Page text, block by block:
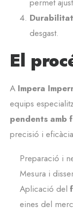
permet
Durabilitat
desgast.
El
A Impera
equips
pendents amb
precisió i
Preparació i
Mesura i
Aplicació del
eines del